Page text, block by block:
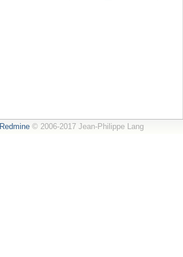
Redmine© 2006-2017 Jean-Philippe Lang